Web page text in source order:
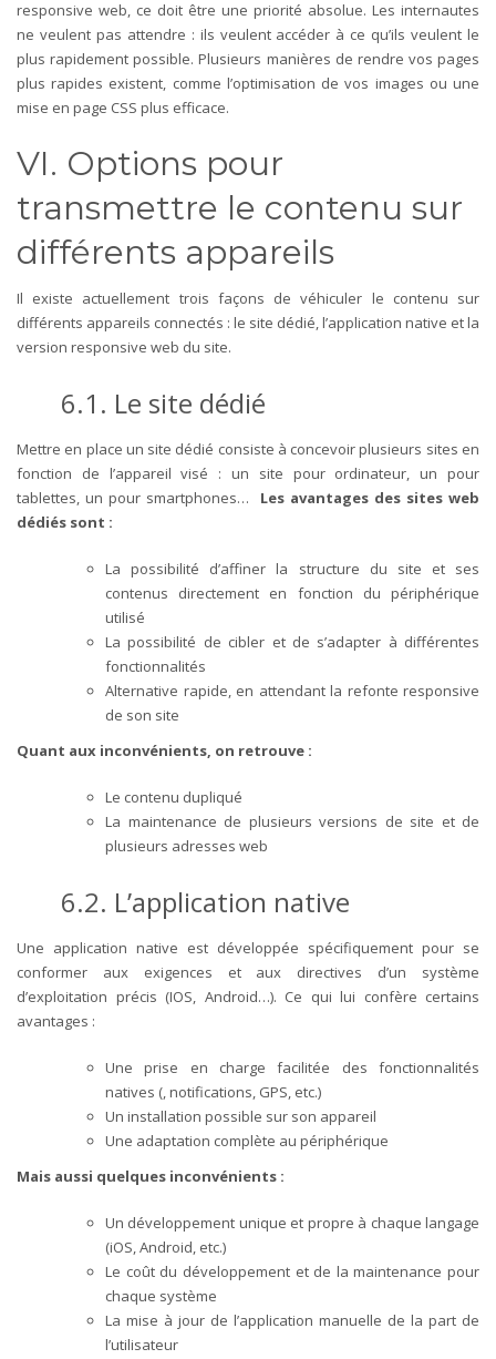
responsive web, ce doit être une priorité absolue. Les internautes
ne veulent pas attendre : ils veulent accéder à ce qu’ils veulent le
plus rapidement possible. Plusieurs manières de rendre vos pages
plus rapides existent, comme l’optimisation de vos images ou une
mise en page CSS plus efficace.
VI. Options pour
transmettre le contenu sur
différents appareils
Il existe actuellement trois façons de véhiculer le contenu sur
différents appareils connectés : le site dédié, l’application native et la
version responsive web du site.
6.1. Le site dédié
Mettre en place un site dédié consiste à concevoir plusieurs sites en
fonction de l’appareil visé : un site pour ordinateur, un pour
tablettes, un pour smartphones… Les avantages des sites web
dédiés sont :
La possibilité d’affiner la structure du site et ses
contenus directement en fonction du périphérique
utilisé
La possibilité de cibler et de s’adapter à différentes
fonctionnalités
Alternative rapide, en attendant la refonte responsive
de son site
Quant aux inconvénients, on retrouve :
Le contenu dupliqué
La maintenance de plusieurs versions de site et de
plusieurs adresses web
6.2. L’application native
Une application native est développée spécifiquement pour se
conformer aux exigences et aux directives d’un système
d’exploitation précis (IOS, Android…). Ce qui lui confère certains
avantages :
Une prise en charge facilitée des fonctionnalités
natives (, notifications, GPS, etc.)
Un installation possible sur son appareil
Une adaptation complète au périphérique
Mais aussi quelques inconvénients :
Un développement unique et propre à chaque langage
(iOS, Android, etc.)
Le coût du développement et de la maintenance pour
chaque système
La mise à jour de l’application manuelle de la part de
l’utilisateur